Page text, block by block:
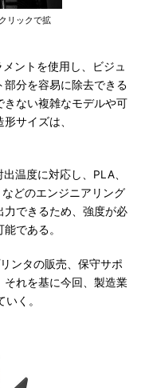
リックで拡
ントを使用し、ビジュ
分を容易に除去できる
きない複雑なモデルや可
サイズは、
温度に対応し、PLA、
どのエンジニアリング
力できるため、強度が必
である。
ンタの販売、保守サポ
それを基に今回、製造業
く。